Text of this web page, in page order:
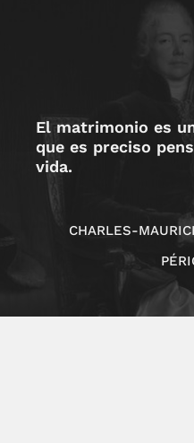
El matrimonio es
que es preciso
vida.
CHARLES-